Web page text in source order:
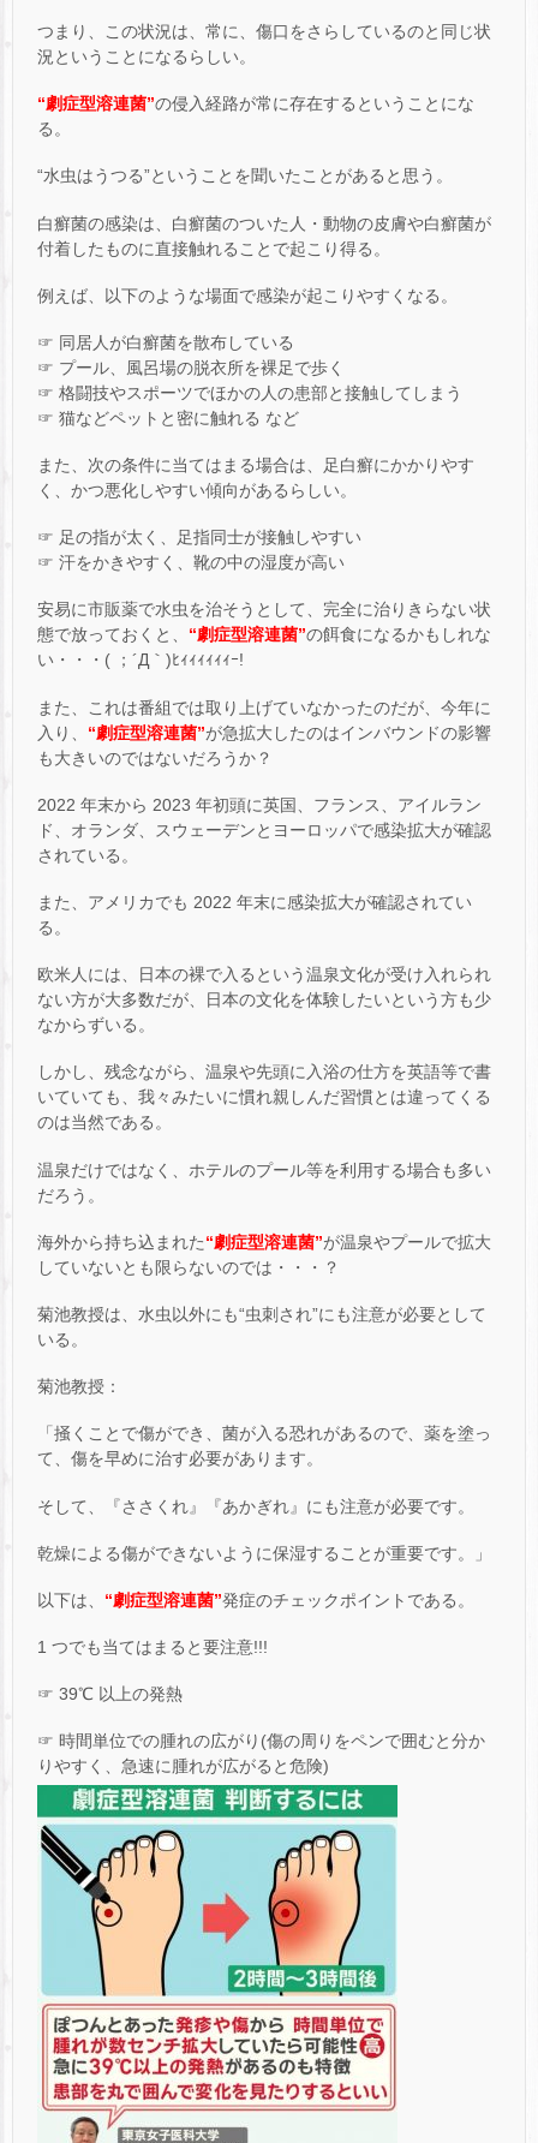
つまり、この状況は、常に、傷口をさらしているのと同じ状
況ということになるらしい。
“劇症型溶連菌”の侵入経路が常に存在するということにな
る。
“水虫はうつる”ということを聞いたことがあると思う。
白癬菌の感染は、白癬菌のついた人・動物の皮膚や白癬菌が
付着したものに直接触れることで起こり得る。
例えば、以下のような場面で感染が起こりやすくなる。
☞ 同居人が白癬菌を散布している
☞ プール、風呂場の脱衣所を裸足で歩く
☞ 格闘技やスポーツでほかの人の患部と接触してしまう
☞ 猫などペットと密に触れる など
また、次の条件に当てはまる場合は、足白癬にかかりやす
く、かつ悪化しやすい傾向があるらしい。
☞ 足の指が太く、足指同士が接触しやすい
☞ 汗をかきやすく、靴の中の湿度が高い
安易に市販薬で水虫を治そうとして、完全に治りきらない状
態で放っておくと、 “劇症型溶連菌”の餌食になるかもしれな
い・・・( ；´Д｀)ﾋｨｨｨｨｨｨｰ!
また、これは番組では取り上げていなかったのだが、今年に
入り、 “劇症型溶連菌”が急拡大したのはインバウンドの影響
も大きいのではないだろうか？
2022 年末から 2023 年初頭に英国、フランス、アイルラン
ド、オランダ、スウェーデンとヨーロッパで感染拡大が確認
されている。
また、アメリカでも 2022 年末に感染拡大が確認されてい
る。
欧米人には、日本の裸で入るという温泉文化が受け入れられ
ない方が大多数だが、日本の文化を体験したいという方も少
なからずいる。
しかし、残念ながら、温泉や先頭に入浴の仕方を英語等で書
いていても、我々みたいに慣れ親しんだ習慣とは違ってくる
のは当然である。
温泉だけではなく、ホテルのプール等を利用する場合も多い
だろう。
海外から持ち込まれた“劇症型溶連菌”が温泉やプールで拡大
していないとも限らないのでは・・・？
菊池教授は、水虫以外にも“虫刺され”にも注意が必要として
いる。
菊池教授：
「掻くことで傷ができ、菌が入る恐れがあるので、薬を塗っ
て、傷を早めに治す必要があります。
そして、『ささくれ』『あかぎれ』にも注意が必要です。
乾燥による傷ができないように保湿することが重要です。」
以下は、 “劇症型溶連菌”発症のチェックポイントである。
1 つでも当てはまると要注意!!!
☞ 39℃ 以上の発熱
☞ 時間単位での腫れの広がり(傷の周りをペンで囲むと分か
りやすく、急速に腫れが広がると危険)